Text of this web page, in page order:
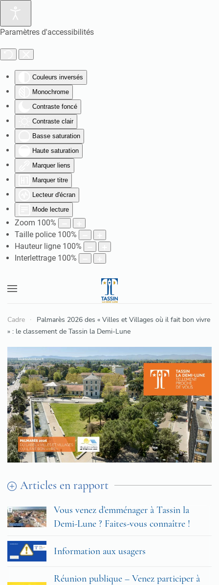
Paramètres d'accessibilités
Couleurs inversés
Monochrome
Contraste foncé
Contraste clair
Basse saturation
Haute saturation
Marquer liens
Marquer titre
Lecteur d'écran
Mode lecture
Zoom 100%
Taille police 100%
Hauteur ligne 100%
Interlettrage 100%
Cadre
Palmarès 2026 des « Villes et Villages où il fait bon vivre
» : le classement de Tassin la Demi-Lune
Articles en rapport
Vous venez d’emménager à Tassin la
Demi-Lune ? Faites-vous connaître !
Information aux usagers
Réunion publique – Venez participer à